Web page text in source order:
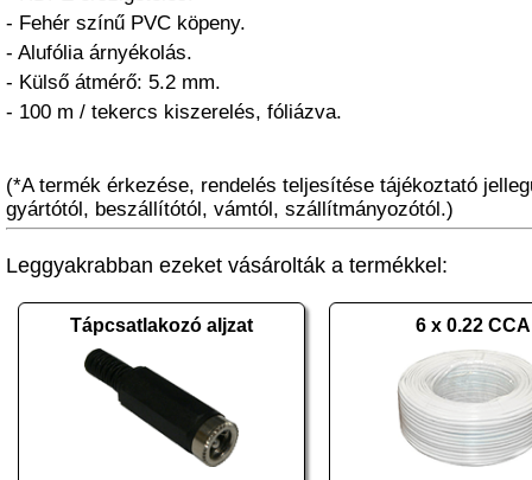
- Fehér színű PVC köpeny.
- Alufólia árnyékolás.
- Külső átmérő: 5.2 mm.
- 100 m / tekercs kiszerelés, fóliázva.
(*A termék érkezése, rendelés teljesítése tájékoztató
gyártótól, beszállítótól, vámtól, szállítmányozótól.)
Leggyakrabban ezeket vásárolták a termékkel:
Tápcsatlakozó aljzat 6 x 0.22 CCA